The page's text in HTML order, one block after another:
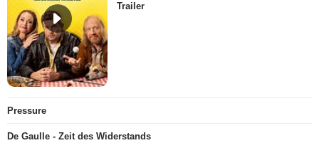
Trailer
Pressure
De Gaulle - Zeit des Widerstands